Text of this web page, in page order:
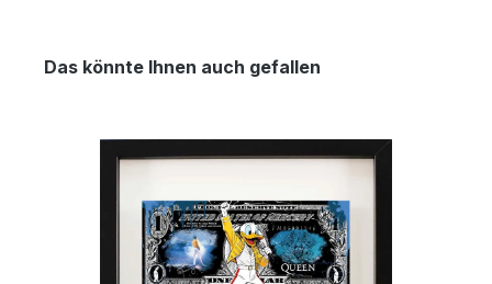
Das könnte Ihnen auch gefallen